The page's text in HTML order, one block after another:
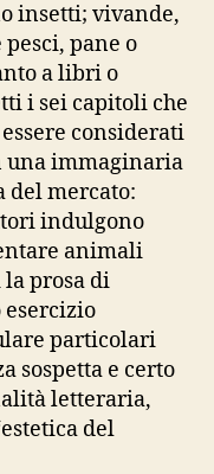
insetti; vivande,
pane o
a libri o
i sei capitoli che
considerati
una immaginaria
del mercato:
indulgono
animali
prosa di
particolari
sospetta e certo
letteraria,
del